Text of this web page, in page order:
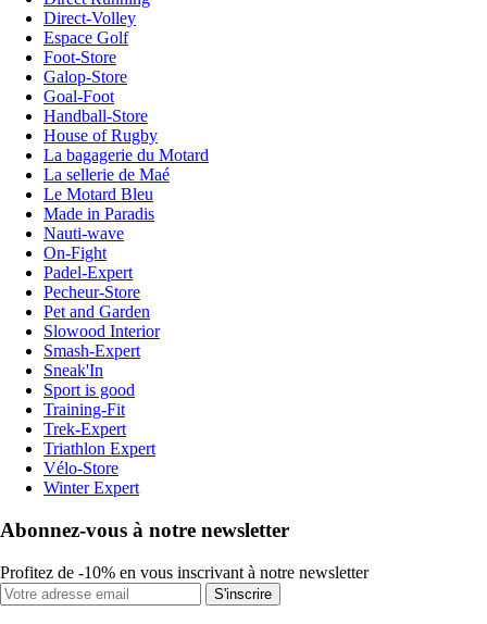
Direct-Volley
Espace Golf
Foot-Store
Galop-Store
Goal-Foot
Handball-Store
House of Rugby
La bagagerie du Motard
La sellerie de Maé
Le Motard Bleu
Made in Paradis
Nauti-wave
On-Fight
Padel-Expert
Pecheur-Store
Pet and Garden
Slowood Interior
Smash-Expert
Sneak'In
Sport is good
Training-Fit
Trek-Expert
Triathlon Expert
Vélo-Store
Winter Expert
Abonnez-vous à notre newsletter
Profitez de -10% en vous inscrivant à notre newsletter
S'inscrire